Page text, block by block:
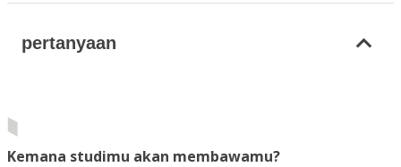
pertanyaan
Kemana studimu akan membawamu?